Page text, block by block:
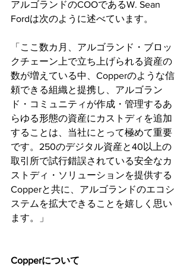
アルゴランドのCOOであるW. Sean
Fordは次のように述べています。
「ここ数カ月、アルゴランド・ブロッ
クチェーン上で立ち上げられる資産の
数が増えている中、Copperのような信
頼できる組織と提携し、アルゴラン
ド・コミュニティが作成・管理するあ
らゆる形態の資産にカストディを追加
することは、当社にとって極めて重要
です。250のデジタル資産と40以上の
取引所で試行錯誤されている安全なカ
ストディ・ソリューションを提供する
Copperと共に、アルゴランドのエコシ
ステムを拡大できることを嬉しく思い
ます。」
Copperについて